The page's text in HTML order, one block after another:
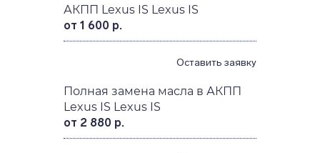
АКПП Lexus IS Lexus IS
от 1 600 р.
Оставить заявку
Полная замена масла в АКПП
Lexus IS Lexus IS
от 2 880 р.